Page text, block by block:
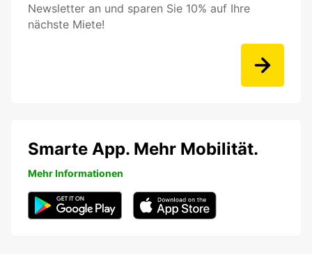
Newsletter an und sparen Sie 10% auf Ihre
nächste Miete!
Smarte App. Mehr Mobilität.
Mehr Informationen